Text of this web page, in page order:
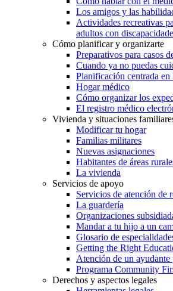
Los amigos y las
Actividades recreativas
adultos con
Cómo planificar y organizarte
Preparativos para casos
Cuando ya no puedas
Planificación centrada en
Hogar médico
Cómo organizar los
El registro médico
Vivienda y situaciones
Modificar tu hogar
Familias militares
Nuevas asignaciones
Habitantes de áreas
La vivienda
Servicios de apoyo
Servicios de atención de
La guardería
Organizaciones
Mandar a tu hijo a un
Glosario de
Getting the Right
Atención de un ayudante
Programa Community
Derechos y aspectos legales